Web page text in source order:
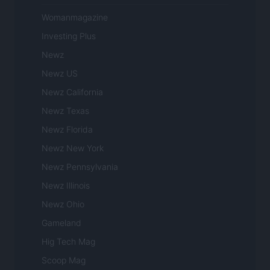
Womanmagazine
Investing Plus
Newz
Newz US
Newz California
Newz Texas
Newz Florida
Newz New York
Newz Pennsylvania
Newz Illinois
Newz Ohio
Gameland
Hig Tech Mag
Scoop Mag